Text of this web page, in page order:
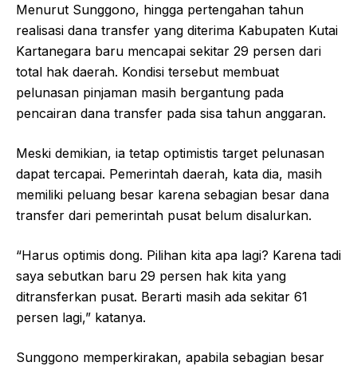
Menurut Sunggono, hingga pertengahan tahun
realisasi dana transfer yang diterima Kabupaten Kutai
Kartanegara baru mencapai sekitar 29 persen dari
total hak daerah. Kondisi tersebut membuat
pelunasan pinjaman masih bergantung pada
pencairan dana transfer pada sisa tahun anggaran.
Meski demikian, ia tetap optimistis target pelunasan
dapat tercapai. Pemerintah daerah, kata dia, masih
memiliki peluang besar karena sebagian besar dana
transfer dari pemerintah pusat belum disalurkan.
“Harus optimis dong. Pilihan kita apa lagi? Karena tadi
saya sebutkan baru 29 persen hak kita yang
ditransferkan pusat. Berarti masih ada sekitar 61
persen lagi,” katanya.
Sunggono memperkirakan, apabila sebagian besar